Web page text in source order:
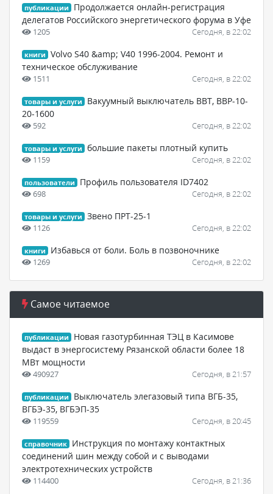
публикации
Продолжается онлайн-регистрация
делегатов Российского энергетического форума в Уфе
1205 Сегодня, в 22:02
книги
Volvo S40 &amp; V40 1996-2004. Ремонт и
техническое обслуживание
1511 Сегодня, в 22:02
товары и услуги
Вакуумный выключатель ВВТ, ВВР-10-
20-1600
592 Сегодня, в 22:02
товары и услуги большие пакеты плотный купить
1159 Сегодня, в 22:02
пользователи Профиль пользователя ID7402
698 Сегодня, в 22:02
товары и услуги Звено ПРТ-25-1
1126 Сегодня, в 22:02
книги Избавься от боли. Боль в позвоночнике
1269 Сегодня, в 22:02
Самое читаемое
публикации
Новая газотурбинная ТЭЦ в Касимове
выдаст в энергосистему Рязанской области более 18
МВт мощности
490927 Сегодня, в 21:57
публикации
Выключатель элегазовый типа ВГБ-35,
ВГБЭ-35, ВГБЭП-35
119559 Сегодня, в 20:45
справочник
Инструкция по монтажу контактных
соединений шин между собой и с выводами
электротехнических устройств
114400 Сегодня, в 21:36